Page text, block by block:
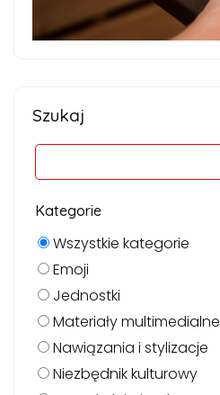
Szukaj
Kategorie
Wszystkie kategorie
Emoji
Jednostki
Materiały multimedialne
Nawiązania i stylizacje
Niezbędnik kulturowy